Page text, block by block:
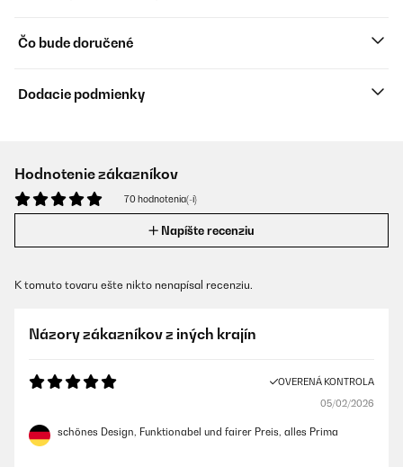
Čo bude doručené
Dodacie podmienky
Hodnotenie zákazníkov
70 hodnotenia(-í)
Napíšte recenziu
K tomuto tovaru ešte nikto nenapísal recenziu.
Názory zákazníkov z iných krajín
OVERENÁ KONTROLA
05/02/2026
schönes Design, Funktionabel und fairer Preis, alles Prima